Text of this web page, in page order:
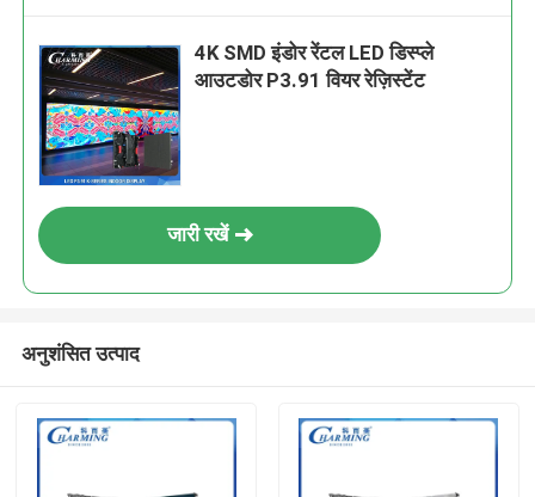
4K SMD इंडोर रेंटल LED डिस्प्ले
आउटडोर P3.91 वियर रेज़िस्टेंट
जारी रखें
अनुशंसित उत्पाद